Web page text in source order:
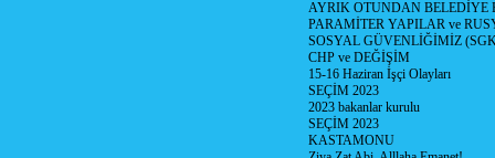
AYRIK OTUNDAN
PARAMİTER YAPILAR ve
SOSYAL GÜVENLİĞİMİZ
CHP ve DEĞİŞİM
15-16 Haziran İşçi Olayları
SEÇİM 2023
2023 bakanlar kurulu
SEÇİM 2023
KASTAMONU